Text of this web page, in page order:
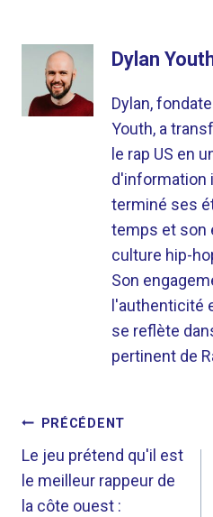
Dylan
Dylan,
Youth, a
le rap US en
d'information
terminé ses
temps et son
culture hip-
Son
l'authenticité
se reflète
pertinent de
DE
L’ARTICLE
PRÉCÉDENT
Le jeu prétend qu'il est
le meilleur rappeur de
la côte ouest :